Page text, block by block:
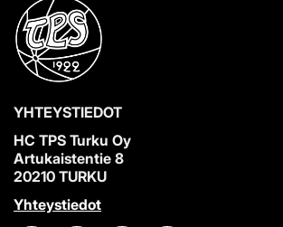
YHTEYSTIEDOT
HC TPS Turku Oy
Artukaistentie 8
20210 TURKU
Yhteystiedot